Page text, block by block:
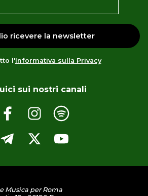
ricevere la newsletter
l'Informativa sulla Privacy
sui nostri canali
Musica per Roma